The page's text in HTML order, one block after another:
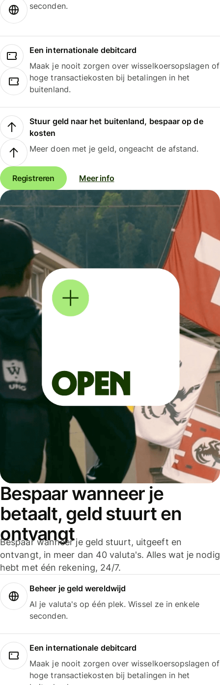
seconden.
Een internationale debitcard
Maak je nooit zorgen over wisselkoersopslagen of
hoge transactiekosten bij betalingen in het
buitenland.
Stuur geld naar het buitenland, bespaar op de
kosten
Meer doen met je geld, ongeacht de afstand.
Registreren Meer info
Bespaar wanneer je
betaalt, geld stuurt en
ontvangt
Bespaar wanneer je geld stuurt, uitgeeft en
ontvangt, in meer dan 40 valuta's. Alles wat je nodig
hebt met één rekening, 24/7.
Beheer je geld wereldwijd
Al je valuta's op één plek. Wissel ze in enkele
seconden.
Een internationale debitcard
Maak je nooit zorgen over wisselkoersopslagen of
hoge transactiekosten bij betalingen in het